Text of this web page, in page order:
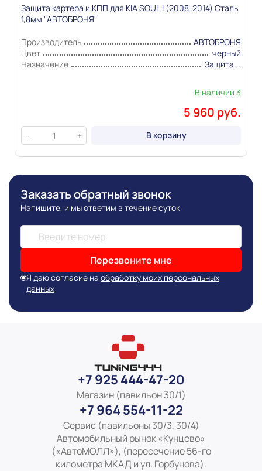
публикации сведениях
Защита картера и КПП для KIA SOUL I (2008-2014) Сталь
1,8мм "АВТОБРОНЯ"
Производитель
АВТОБРОНЯ
Цвет
черный
Назначение
Защита...
В наличии 3
5 960 руб.
- + В корзину
Заказать обратный звонок
Напишите, и мы ответим в течение суток
Перезвоните мне
Я даю согласие на обработку моих персональных
данных
+7 925 444-47-20
Магазин (павильон 30/1)
+7 964 554-11-22
Сервис (павильоны 30/3, 30/4)
Автомобильный рынок «Кунцево»
(«АвтоМОЛЛ»), (пересечение 56-го
километра МКАД и ул. Горбунова).